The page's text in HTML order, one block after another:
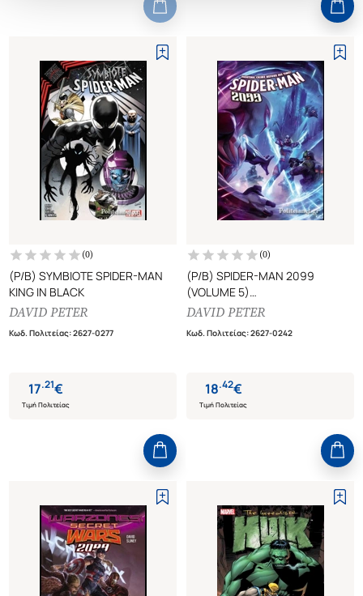
(0)
(P/B) SYMBIOTE SPIDER-MAN
KING IN BLACK
DAVID PETER
Κωδ. Πολιτείας:2627-0277
17.21€
Τιμή Πολιτείας
(0)
(P/B) SPIDER-MAN 2099
(VOLUME 5)
CIVIL WAR II
DAVID PETER
Κωδ. Πολιτείας:2627-0242
18.42€
Τιμή Πολιτείας